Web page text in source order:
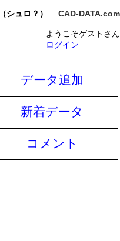
シュロ？） CAD-DATA.com
ようこそゲストさん
ログイン
データ追加
新着データ
コメント